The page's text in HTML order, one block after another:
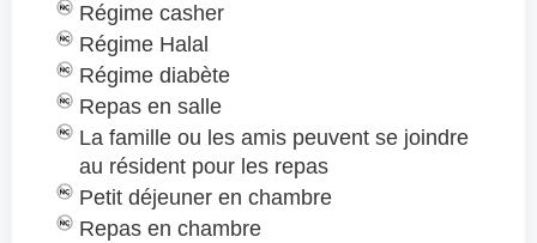
Régime casher
Régime Halal
Régime diabète
Repas en salle
La famille ou les amis peuvent se joindre
au résident pour les repas
Petit déjeuner en chambre
Repas en chambre